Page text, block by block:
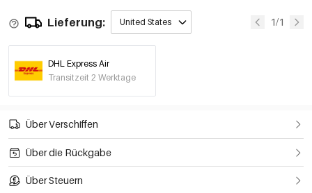
Lieferung: United States 1/1
DHL Express Air
Transitzeit 2 Werktage
Über Verschiffen
Über die Rückgabe
Über Steuern